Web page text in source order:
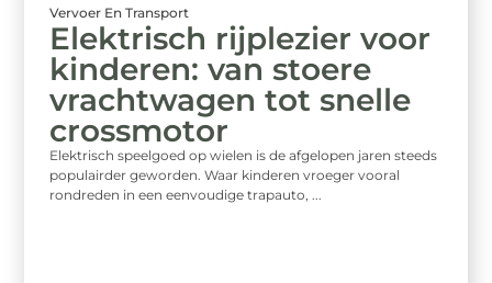
Vervoer En Transport
Elektrisch rijplezier voor
kinderen: van stoere
vrachtwagen tot snelle
crossmotor
Elektrisch speelgoed op wielen is de afgelopen jaren steeds
populairder geworden. Waar kinderen vroeger vooral
rondreden in een eenvoudige trapauto, ...